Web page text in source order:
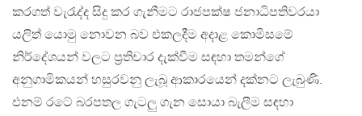
කරගත් වැරැද්ද සිදු කර ගැනීමට රාජපක්ෂ ජනාධිපතිවරයා
යලිත් යොමු නොවන බව එකලදීම අදාළ කොමිසමේ
නිර්දේශයන් වලට ප්‍රතිචාර දැක්වීම සඳහා තමන්ගේ
අනුගාමිකයන් හසුරවනු ලැබූ ආකාරයෙන් දක්නට ලැබුණි.
එනම් රටේ බරපතල ගැටලු ගැන සොයා බැලීම සඳහා